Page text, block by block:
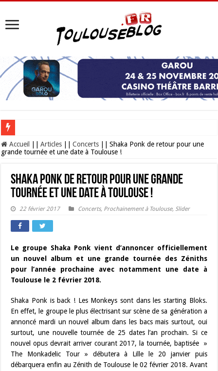
Les Nocturnes de la Cité de l’espace 2026 : l’événement incontournable de
Accueil Articles Concerts
Shaka Ponk de retour pour une
grande tournée et une date à Toulouse !
Shaka Ponk de retour pour une grande
tournée et une date à Toulouse !
22 février 2017 Concerts, Prochainement à Toulouse, Slider
Le groupe Shaka Ponk vient d’annoncer officiellement
un nouvel album et une grande tournée des Zéniths
pour l’année prochaine avec notamment une date à
Toulouse le 2 février 2018.
Shaka Ponk is back ! Les Monkeys sont dans les starting Bloks.
En effet, le groupe le plus électrisant sur scène de sa génération a
annoncé mardi un nouvel album dans les bacs mais surtout, oui
surtout, une nouvelle tournée de 25 dates l’an prochain. Si ce
nouvel opus devrait arriver courant 2017, la tournée, baptisée »
The Monkadelic Tour » débutera à Lille le 20 janvier puis
débarquera enfin au Zénith de Toulouse le 02 février 2018. Avant